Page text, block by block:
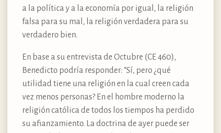
a la política y a la economía por igual, la religión
falsa para su mal, la religión verdadera para su
verdadero bien.
En base a su entrevista de Octubre (CE 460),
Benedicto podría responder: “Sí, pero ¿qué
utilidad tiene una religión en la cual creen cada
vez menos personas? En el hombre moderno la
religión católica de todos los tiempos ha perdido
su afianzamiento. La doctrina de ayer puede ser